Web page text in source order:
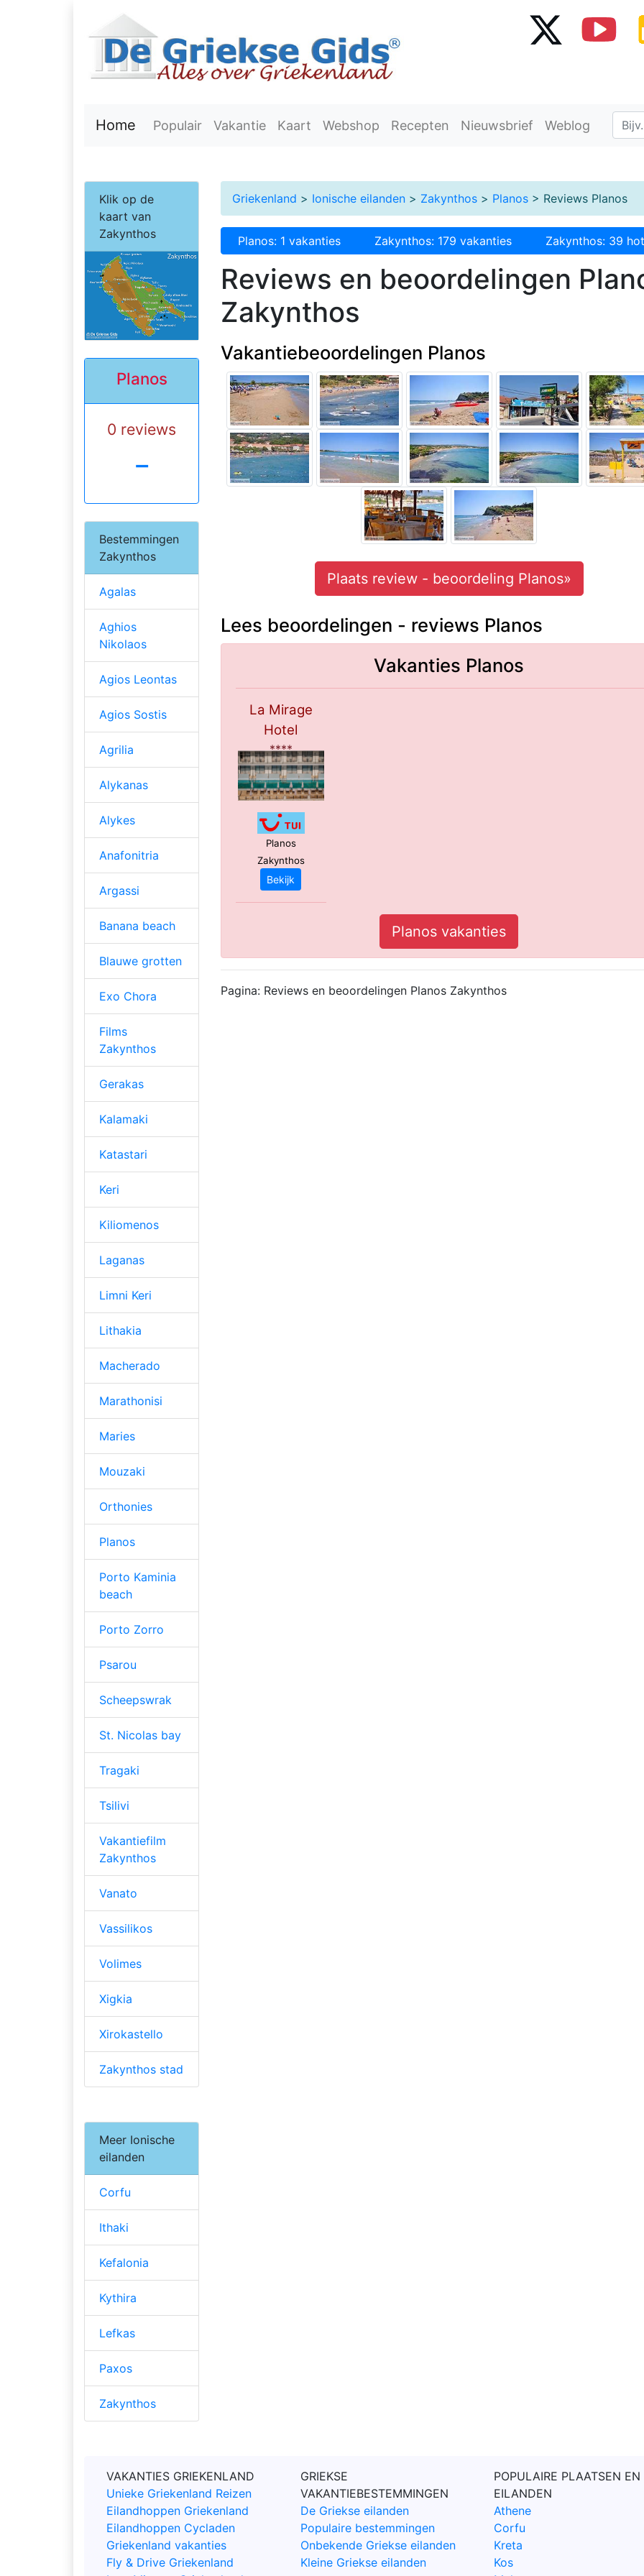
Home Populair Vakantie Kaart Webshop Recepten Nieuwsbrief Weblog
Griekenland > Ionische eilanden > Zakynthos > Planos > Reviews Planos
Planos: 1 vakanties Zakynthos: 179 vakanties Zakynthos: 39
Reviews en beoordelingen
Zakynthos
Vakantiebeoordelingen Planos
Plaats review - beoordeling Planos»
Lees beoordelingen - reviews Planos
Vakanties Planos
La Mirage
Hotel
****
Planos
Zakynthos
Bekijk
Planos vakanties
Pagina: Reviews en beoordelingen Planos Zakynthos
Klik op de
kaart van
Zakynthos
Planos
0 reviews
-
Bestemmingen
Zakynthos
Agalas
Aghios
Nikolaos
Agios Leontas
Agios Sostis
Agrilia
Alykanas
Alykes
Anafonitria
Argassi
Banana beach
Blauwe grotten
Exo Chora
Films
Zakynthos
Gerakas
Kalamaki
Katastari
Keri
Kiliomenos
Laganas
Limni Keri
Lithakia
Macherado
Marathonisi
Maries
Mouzaki
Orthonies
Planos
Porto Kaminia
beach
Porto Zorro
Psarou
Scheepswrak
St. Nicolas bay
Tragaki
Tsilivi
Vakantiefilm
Zakynthos
Vanato
Vassilikos
Volimes
Xigkia
Xirokastello
Zakynthos stad
Meer Ionische
eilanden
Corfu
Ithaki
Kefalonia
Kythira
Lefkas
Paxos
Zakynthos
VAKANTIES GRIEKENLAND
Unieke Griekenland Reizen
Eilandhoppen Griekenland
Eilandhoppen Cycladen
Griekenland vakanties
Fly & Drive Griekenland
GRIEKSE
VAKANTIEBESTEMMINGEN
De Griekse eilanden
Populaire bestemmingen
Onbekende Griekse eilanden
Kleine Griekse eilanden
POPULAIRE PLAATSEN EN
EILANDEN
Athene
Corfu
Kreta
Kos